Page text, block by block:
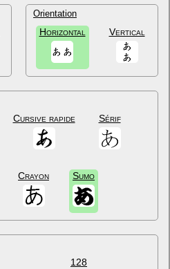
Orientation
Horizontal Vertical
Cursive rapide Sérif
Crayon Sumo
128